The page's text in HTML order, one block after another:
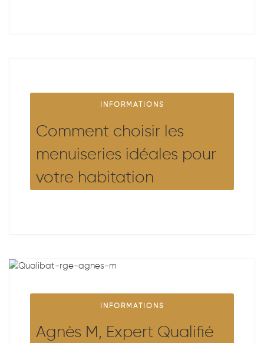
INFORMATIONS
Comment choisir les
menuiseries idéales pour
votre habitation
INFORMATIONS
Agnès M, Expert Qualifié